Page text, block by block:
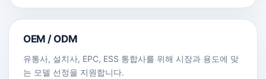
OEM / ODM
유통사, 설치사, EPC, ESS 통합사를 위해 시장과 용도에 맞
는 모델 선정을 지원합니다.